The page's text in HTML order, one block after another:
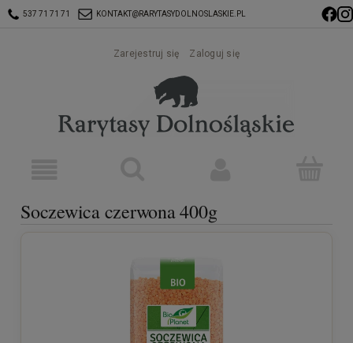
537 71 71 71 KONTAKT@RARYTASYDOLNOSLASKIE.PL
Zarejestruj się Zaloguj się
Soczewica czerwona 400g